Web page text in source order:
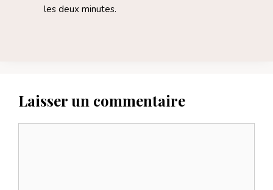
les deux minutes.
Laisser un commentaire